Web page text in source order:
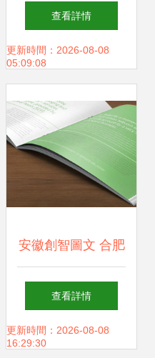
展示 視覺與信息的
藝術融合
查看詳情
更新時間：2026-08-08
05:09:08
安徽創智圖文 合肥
專業畫冊設計與圖
文制作優選
查看詳情
更新時間：2026-08-08
16:29:30